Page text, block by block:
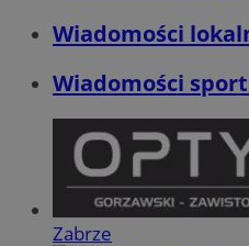
Wiadomości
Wiadomości
Zabrze